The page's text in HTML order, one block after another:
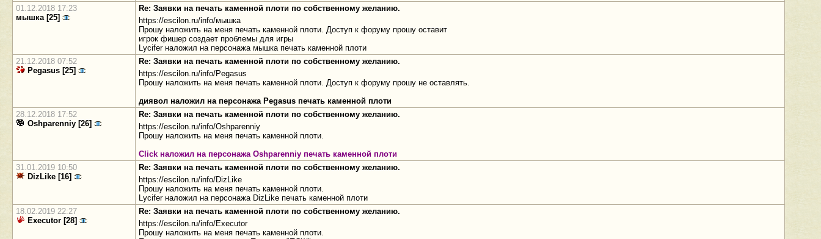
01.12.2018 17:23
мышка [25]
Re: Заявки на печать каменной плоти по собственному желанию.
https://escilon.ru/info/мышка
Прошу наложить на меня печать каменной плоти. Доступ к форуму прошу оставит
игрок фишер создает проблемы для игры
Lycifer наложил на персонажа мышка печать каменной плоти
21.12.2018 07:52
Pegasus [25]
Re: Заявки на печать каменной плоти по собственному желанию.
https://escilon.ru/info/Pegasus
Прошу наложить на меня печать каменной плоти. Доступ к форуму прошу не оставлять.
диявол наложил на персонажа Pegasus печать каменной плоти
28.12.2018 17:52
Oshparenniy [26]
Re: Заявки на печать каменной плоти по собственному желанию.
https://escilon.ru/info/Oshparenniy
Прошу наложить на меня печать каменной плоти.
Click наложил на персонажа Oshparenniy печать каменной плоти
31.01.2019 10:50
DizLike [16]
Re: Заявки на печать каменной плоти по собственному желанию.
https://escilon.ru/info/DizLike
Прошу наложить на меня печать каменной плоти.
Lycifer наложил на персонажа DizLike печать каменной плоти
18.02.2019 22:27
Executor [28]
Re: Заявки на печать каменной плоти по собственному желанию.
https://escilon.ru/info/Executor
Прошу наложить на меня печать каменной плоти.